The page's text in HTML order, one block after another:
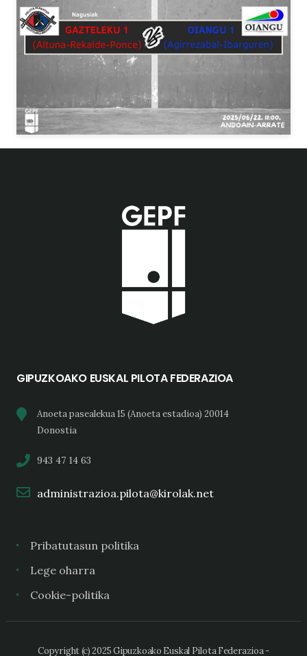
GIPUZKOAKO EUSKAL PILOTA FEDERAZIOA
Anoeta pasealekua 15 (Anoeta estadioa) 20014
Donostia
943 47 14 63
administrazioa.pilota@kirolak.net
Pribatutasun politika
Lege oharra
Cookie-politika
Copyright (c) 2025 Gipuzkoako Euskal Pilota Federazioa -